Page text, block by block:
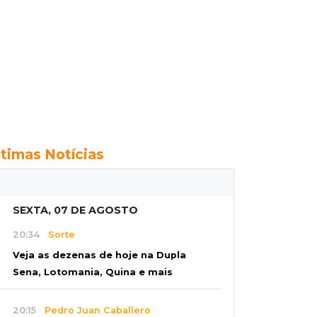
Notícias
SEXTA, 07 DE AGOSTO
20:34 Sorte
Veja as dezenas de hoje na Dupla
Sena, Lotomania, Quina e mais
20:15 Pedro Juan Caballero